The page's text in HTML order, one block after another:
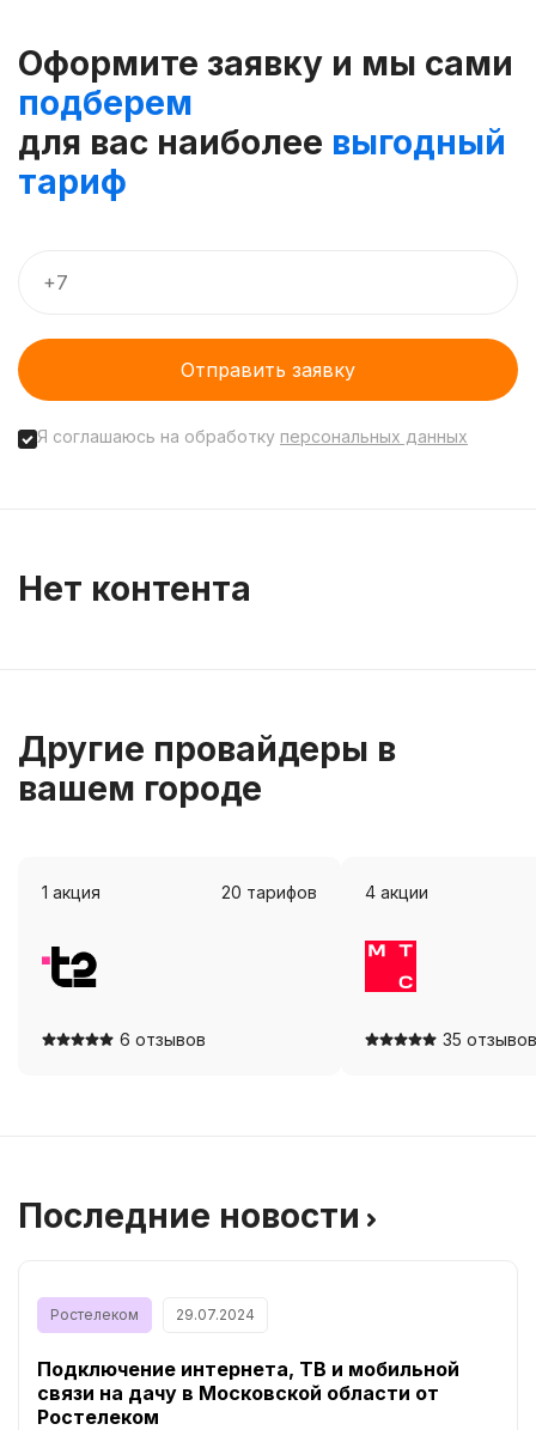
Оформите заявку и мы сами
подберем
для вас наиболее выгодный
тариф
Отправить заявку
Я соглашаюсь на обработку персональных данных
Нет контента
Другие провайдеры в
вашем городе
1 акция 20 тарифов
6 отзывов
4 акции
35 отзывов
Последние новости
Ростелеком 29.07.2024
Подключение интернета, ТВ и мобильной
связи на дачу в Московской области от
Ростелеком